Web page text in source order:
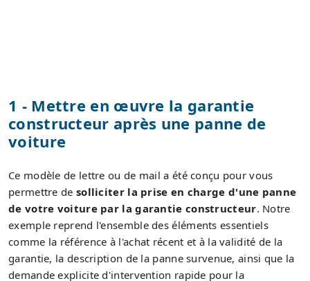
1 - Mettre en œuvre la garantie
constructeur après une panne de
voiture
Ce modèle de lettre ou de mail a été conçu pour vous
permettre de solliciter la prise en charge d'une panne
de votre voiture par la garantie constructeur. Notre
exemple reprend l'ensemble des éléments essentiels
comme la référence à l'achat récent et à la validité de la
garantie, la description de la panne survenue, ainsi que la
demande explicite d'intervention rapide pour la